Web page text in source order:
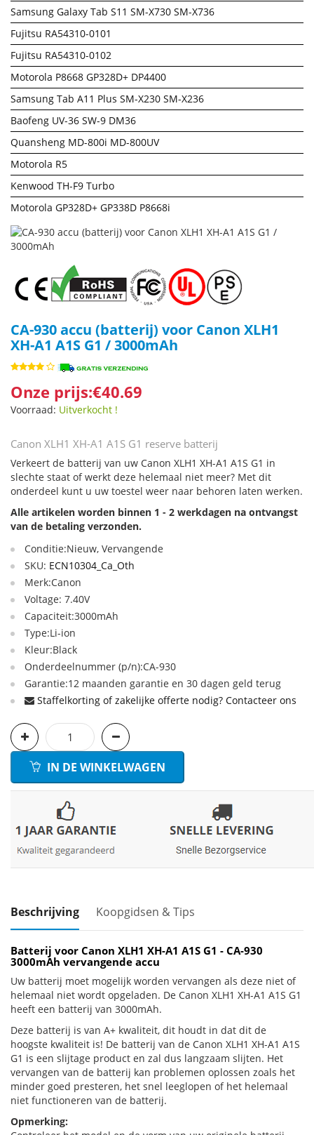
Samsung Galaxy Tab S11 SM-X730 SM-X736
Fujitsu RA54310-0101
Fujitsu RA54310-0102
Motorola P8668 GP328D+ DP4400
Samsung Tab A11 Plus SM-X230 SM-X236
Baofeng UV-36 SW-9 DM36
Quansheng MD-800i MD-800UV
Motorola R5
Kenwood TH-F9 Turbo
Motorola GP328D+ GP338D P8668i
CA-930 accu (batterij) voor Canon XLH1
XH-A1 A1S G1 / 3000mAh
Onze prijs:€40.69
Voorraad: Uitverkocht !
Canon XLH1 XH-A1 A1S G1 reserve batterij
Verkeert de batterij van uw Canon XLH1 XH-A1 A1S G1 in
slechte staat of werkt deze helemaal niet meer? Met dit
onderdeel kunt u uw toestel weer naar behoren laten werken.
Alle artikelen worden binnen 1 - 2 werkdagen na ontvangst
van de betaling verzonden.
Conditie:Nieuw, Vervangende
SKU: ECN10304_Ca_Oth
Merk:Canon
Voltage: 7.40V
Capaciteit:3000mAh
Type:Li-ion
Kleur:Black
Onderdeelnummer (p/n):CA-930
Garantie:12 maanden garantie en 30 dagen geld terug
Staffelkorting of zakelijke offerte nodig? Contacteer ons
IN DE WINKELWAGEN
Beschrijving Koopgidsen & Tips
Batterij voor Canon XLH1 XH-A1 A1S G1 - CA-930
3000mAh vervangende accu
Uw batterij moet mogelijk worden vervangen als deze niet of
helemaal niet wordt opgeladen. De Canon XLH1 XH-A1 A1S G1
heeft een batterij van 3000mAh.
Deze batterij is van A+ kwaliteit, dit houdt in dat dit de
hoogste kwaliteit is! De batterij van de Canon XLH1 XH-A1 A1S
G1 is een slijtage product en zal dus langzaam slijten. Het
vervangen van de batterij kan problemen oplossen zoals het
minder goed presteren, het snel leeglopen of het helemaal
niet functioneren van de batterij.
Opmerking: